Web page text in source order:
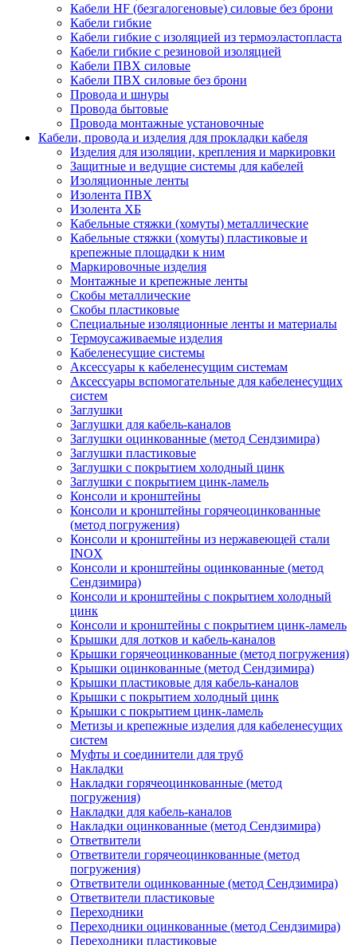
Кабели HF (безгалогеновые) силовые без брони
Кабели гибкие
Кабели гибкие с изоляцией из термоэластопласта
Кабели гибкие с резиновой изоляцией
Кабели ПВХ силовые
Кабели ПВХ силовые без брони
Провода и шнуры
Провода бытовые
Провода монтажные установочные
Кабели, провода и изделия для прокладки кабеля
Изделия для изоляции, крепления и маркировки
Защитные и ведущие системы для кабелей
Изоляционные ленты
Изолента ПВХ
Изолента ХБ
Кабельные стяжки (хомуты) металлические
Кабельные стяжки (хомуты) пластиковые и
крепежные площадки к ним
Маркировочные изделия
Монтажные и крепежные ленты
Скобы металлические
Скобы пластиковые
Специальные изоляционные ленты и материалы
Термоусаживаемые изделия
Кабеленесущие системы
Аксессуары к кабеленесущим системам
Аксессуары вспомогательные для кабеленесущих
систем
Заглушки
Заглушки для кабель-каналов
Заглушки оцинкованные (метод Сендзимира)
Заглушки пластиковые
Заглушки с покрытием холодный цинк
Заглушки с покрытием цинк-ламель
Консоли и кронштейны
Консоли и кронштейны горячеоцинкованные
(метод погружения)
Консоли и кронштейны из нержавеющей стали
INOX
Консоли и кронштейны оцинкованные (метод
Сендзимира)
Консоли и кронштейны с покрытием холодный
цинк
Консоли и кронштейны с покрытием цинк-ламель
Крышки для лотков и кабель-каналов
Крышки горячеоцинкованные (метод погружения)
Крышки оцинкованные (метод Сендзимира)
Крышки пластиковые для кабель-каналов
Крышки с покрытием холодный цинк
Крышки с покрытием цинк-ламель
Метизы и крепежные изделия для кабеленесущих
систем
Муфты и соединители для труб
Накладки
Накладки горячеоцинкованные (метод
погружения)
Накладки для кабель-каналов
Накладки оцинкованные (метод Сендзимира)
Ответвители
Ответвители горячеоцинкованные (метод
погружения)
Ответвители оцинкованные (метод Сендзимира)
Ответвители пластиковые
Переходники
Переходники оцинкованные (метод Сендзимира)
Переходники пластиковые